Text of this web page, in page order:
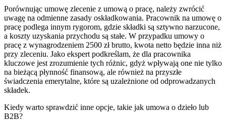
Porównując umowę zlecenie z umową o pracę, należy zwrócić
uwagę na odmienne zasady oskładkowania. Pracownik na umowę o
pracę podlega innym rygorom, gdzie składki są sztywno narzucone,
a koszty uzyskania przychodu są stałe. W przypadku umowy o
pracę z wynagrodzeniem 2500 zł brutto, kwota netto będzie inna niż
przy zleceniu. Jako ekspert podkreślam, że dla pracownika
kluczowe jest zrozumienie tych różnic, gdyż wpływają one nie tylko
na bieżącą płynność finansową, ale również na przyszłe
świadczenia emerytalne, które są uzależnione od odprowadzanych
składek.
Kiedy warto sprawdzić inne opcje, takie jak umowa o dzieło lub
B2B?